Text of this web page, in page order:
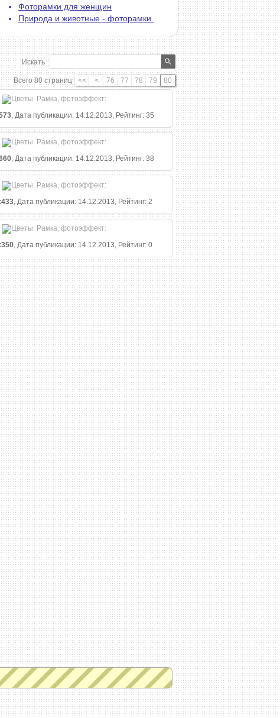
Фоторамки для женщин
Природа и животные - фоторамки.
Искать
Всего 80 страниц << < 76 77 78 79 80
, Дата публикации: 14.12.2013, Рейтинг: 35
, Дата публикации: 14.12.2013, Рейтинг: 38
433, Дата публикации: 14.12.2013, Рейтинг: 2
350, Дата публикации: 14.12.2013, Рейтинг: 0